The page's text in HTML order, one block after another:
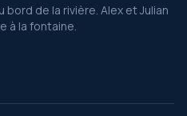
bord de la rivière. Alex et Julian
à la fontaine.